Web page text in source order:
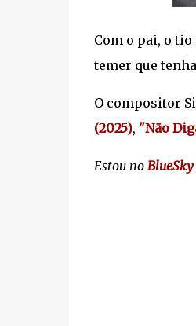
Com o pai, o
temer que
O compositor
(2025), "Não
Estou no BlueSky